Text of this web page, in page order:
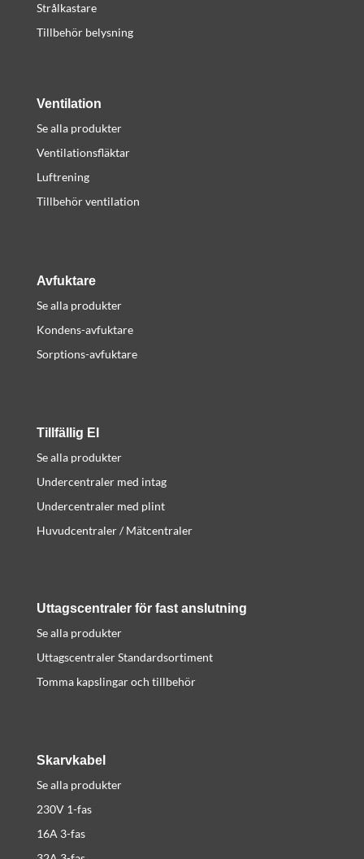
Strålkastare
Tillbehör belysning
Ventilation
Se alla produkter
Ventilationsfläktar
Luftrening
Tillbehör ventilation
Avfuktare
Se alla produkter
Kondens-avfuktare
Sorptions-avfuktare
Tillfällig El
Se alla produkter
Undercentraler med intag
Undercentraler med plint
Huvudcentraler / Mätcentraler
Uttagscentraler för fast anslutning
Se alla produkter
Uttagscentraler Standardsortiment
Tomma kapslingar och tillbehör
Skarvkabel
Se alla produkter
230V 1-fas
16A 3-fas